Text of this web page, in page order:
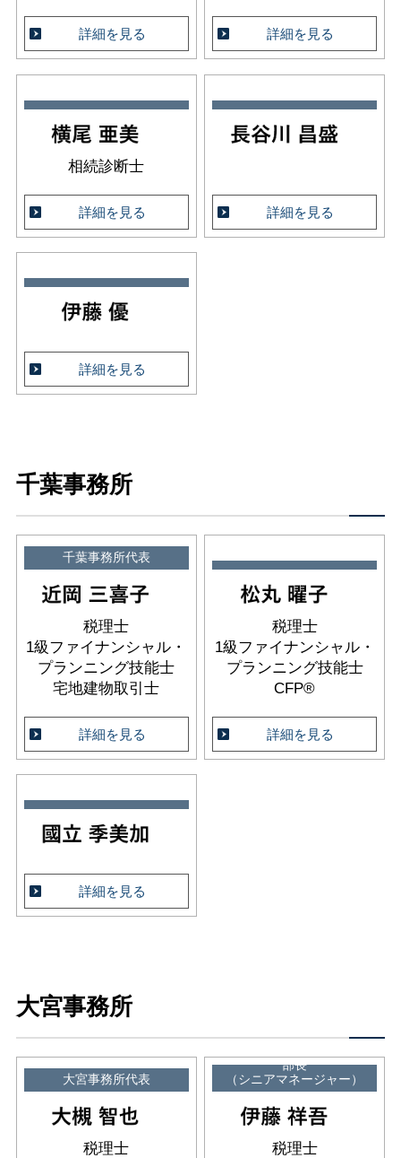
詳細を見る 詳細を見る
相続診断士
詳細を見る 詳細を見る
詳細を見る
千葉事務所
千葉事務所代表
税理士
1級ファイナンシャル・
プランニング技能士
宅地建物取引士
詳細を見る
税理士
1級ファイナンシャル・
プランニング技能士
CFP®
詳細を見る
詳細を見る
大宮事務所
大宮事務所代表
税理士
部長
（シニアマネージャー）
税理士